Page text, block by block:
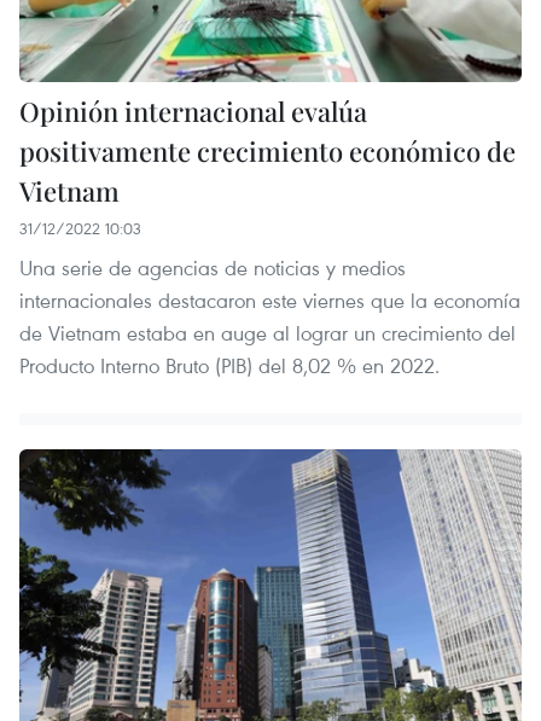
Opinión internacional evalúa
positivamente crecimiento económico de
Vietnam
31/12/2022 10:03
Una serie de agencias de noticias y medios
internacionales destacaron este viernes que la economía
de Vietnam estaba en auge al lograr un crecimiento del
Producto Interno Bruto (PIB) del 8,02 % en 2022.